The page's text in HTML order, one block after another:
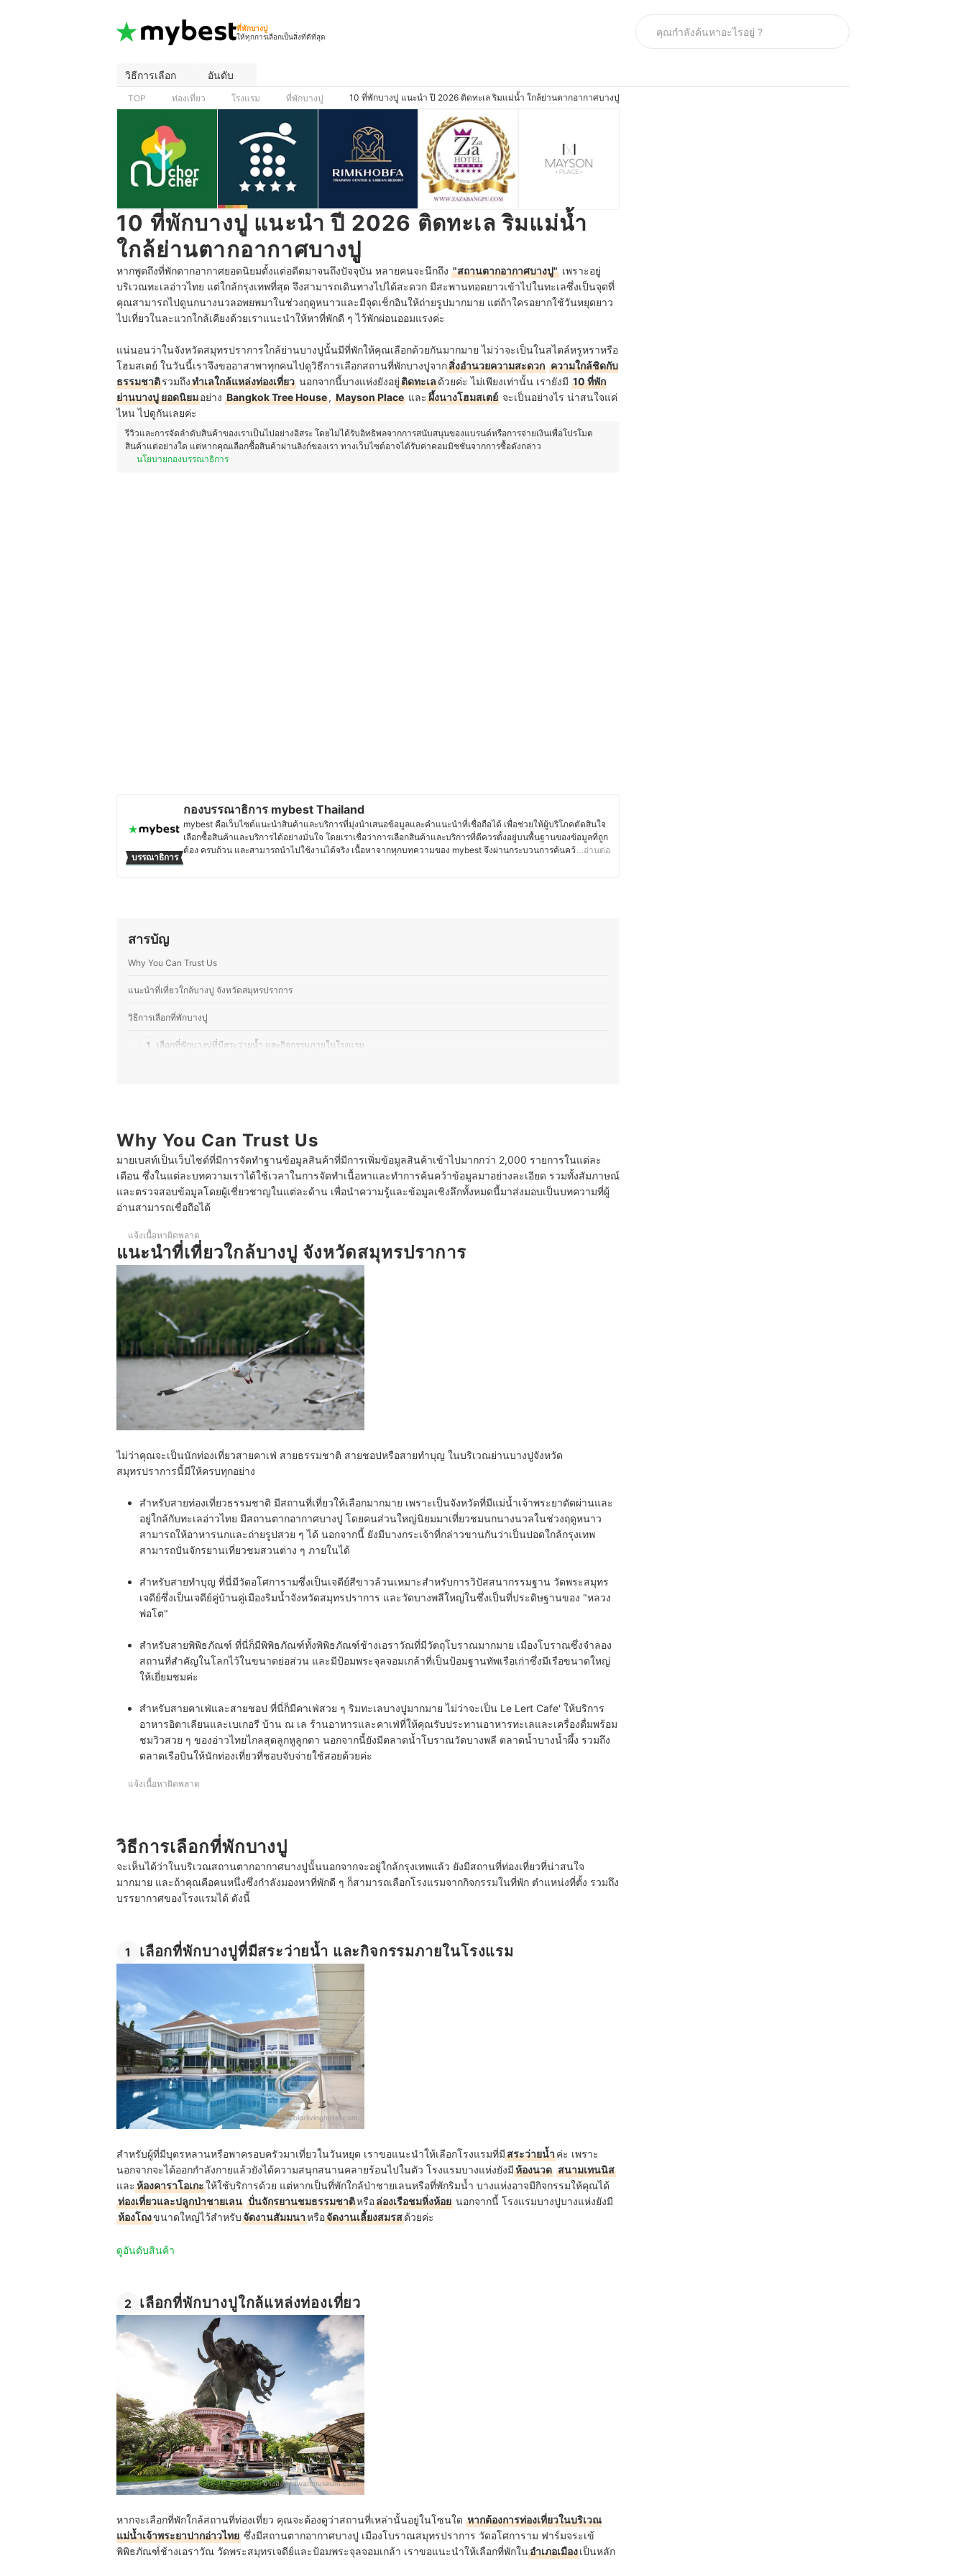
ที่พักบางปู
ให้ทุกการเลือกเป็นสิ่งที่ดีที่สุด
วิธีการเลือก อันดับ
TOP ท่องเที่ยว โรงแรม ที่พักบางปู 10 ที่พักบางปู แนะนำ ปี 2026 ติดทะเล ริมแม่น้ำ ใกล้ย่านตากอากาศบางปู
10 ที่พักบางปู แนะนำ ปี 2026 ติดทะเล ริมแม่น้ำ
ใกล้ย่านตากอากาศบางปู
หากพูดถึงที่พักตากอากาศยอดนิยมตั้งแต่อดีตมาจนถึงปัจจุบัน หลายคนจะนึกถึง "สถานตากอากาศบางปู" เพราะอยู่
บริเวณทะเลอ่าวไทย แต่ใกล้กรุงเทพที่สุด จึงสามารถเดินทางไปได้สะดวก มีสะพานทอดยาวเข้าไปในทะเลซึ่งเป็นจุดที่
คุณสามารถไปดูนกนางนวลอพยพมาในช่วงฤดูหนาวและมีจุดเช็กอินให้ถ่ายรูปมากมาย แต่ถ้าใครอยากใช้วันหยุดยาว
ไปเที่ยวในละแวกใกล้เคียงด้วยเราแนะนำให้หาที่พักดี ๆ ไว้พักผ่อนออมแรงค่ะ
แน่นอนว่าในจังหวัดสมุทรปราการใกล้ย่านบางปูนั้นมีที่พักให้คุณเลือกด้วยกันมากมาย ไม่ว่าจะเป็นในสไตล์หรูหราหรือ
โฮมสเตย์ ในวันนี้เราจึงขออาสาพาทุกคนไปดูวิธีการเลือกสถานที่พักบางปูจากสิ่งอำนวยความสะดวก ความใกล้ชิดกับ
ธรรมชาติรวมถึงทำเลใกล้แหล่งท่องเที่ยว นอกจากนี้บางแห่งยังอยู่ติดทะเลด้วยค่ะ ไม่เพียงเท่านั้น เรายังมี 10 ที่พัก
ย่านบางปู ยอดนิยมอย่าง Bangkok Tree House, Mayson Place และผึ้งนางโฮมสเตย์ จะเป็นอย่างไร น่าสนใจแค่
ไหน ไปดูกันเลยค่ะ
รีวิวและการจัดลำดับสินค้าของเราเป็นไปอย่างอิสระ โดยไม่ได้รับอิทธิพลจากการสนับสนุนของแบรนด์หรือการจ่ายเงินเพื่อโปรโมต
สินค้าแต่อย่างใด แต่หากคุณเลือกซื้อสินค้าผ่านลิงก์ของเรา ทางเว็บไซต์อาจได้รับค่าคอมมิชชั่นจากการซื้อดังกล่าว
นโยบายกองบรรณาธิการ
บรรณาธิการ
กองบรรณาธิการ mybest Thailand
mybest คือเว็บไซต์แนะนำสินค้าและบริการที่มุ่งนำเสนอข้อมูลและคำแนะนำที่เชื่อถือได้ เพื่อช่วยให้ผู้บริโภคตัดสินใจ
เลือกซื้อสินค้าและบริการได้อย่างมั่นใจ โดยเราเชื่อว่าการเลือกสินค้าและบริการที่ดีควรตั้งอยู่บนพื้นฐานของข้อมูลที่ถูก
ต้อง ครบถ้วน และสามารถนำไปใช้งานได้จริง เนื้อหาจากทุกบทความของ mybest จึงผ่านกระบวนการค้นคว้า…อ่านต่อ
สารบัญ
Why You Can Trust Us
แนะนำที่เที่ยวใกล้บางปู จังหวัดสมุทรปราการ
วิธีการเลือกที่พักบางปู
1 เลือกที่พักบางปูที่มีสระว่ายน้ำ และกิจกรรมภายในโรงแรม
10 ที่พักบางปู แนะนำ ติดทะเล ริมแม่น้ำ ใกล้ย่านตากอากาศบางปู
บทส่งท้าย
Why You Can Trust Us
มายเบสท์เป็นเว็บไซต์ที่มีการจัดทำฐานข้อมูลสินค้าที่มีการเพิ่มข้อมูลสินค้าเข้าไปมากกว่า 2,000 รายการในแต่ละ
เดือน ซึ่งในแต่ละบทความเราได้ใช้เวลาในการจัดทำเนื้อหาและทำการค้นคว้าข้อมูลมาอย่างละเอียด รวมทั้งสัมภาษณ์
และตรวจสอบข้อมูลโดยผู้เชี่ยวชาญในแต่ละด้าน เพื่อนำความรู้และข้อมูลเชิงลึกทั้งหมดนี้มาส่งมอบเป็นบทความที่ผู้
อ่านสามารถเชื่อถือได้
แจ้งเนื้อหาผิดพลาด
แนะนำที่เที่ยวใกล้บางปู จังหวัดสมุทรปราการ
ไม่ว่าคุณจะเป็นนักท่องเที่ยวสายคาเฟ่ สายธรรมชาติ สายชอปหรือสายทำบุญ ในบริเวณย่านบางปูจังหวัด
สมุทรปราการนี้มีให้ครบทุกอย่าง
สำหรับสายท่องเที่ยวธรรมชาติ มีสถานที่เที่ยวให้เลือกมากมาย เพราะเป็นจังหวัดที่มีแม่น้ำเจ้าพระยาตัดผ่านและ
อยู่ใกล้กับทะเลอ่าวไทย มีสถานตากอากาศบางปู โดยคนส่วนใหญ่นิยมมาเที่ยวชมนกนางนวลในช่วงฤดูหนาว
สามารถให้อาหารนกและถ่ายรูปสวย ๆ ได้ นอกจากนี้ ยังมีบางกระเจ้าที่กล่าวขานกันว่าเป็นปอดใกล้กรุงเทพ
สามารถปั่นจักรยานเที่ยวชมสวนต่าง ๆ ภายในได้
สำหรับสายทำบุญ ที่นี่มีวัดอโศการามซึ่งเป็นเจดีย์สีขาวล้วนเหมาะสำหรับการวิปัสสนากรรมฐาน วัดพระสมุทร
เจดีย์ซึ่งเป็นเจดีย์คู่บ้านคู่เมืองริมน้ำจังหวัดสมุทรปราการ และวัดบางพลีใหญ่ในซึ่งเป็นที่ประดิษฐานของ "หลวง
พ่อโต"
สำหรับสายพิพิธภัณฑ์ ที่นี่ก็มีพิพิธภัณฑ์ทั้งพิพิธภัณฑ์ช้างเอราวัณที่มีวัตถุโบราณมากมาย เมืองโบราณซึ่งจำลอง
สถานที่สำคัญในโลกไว้ในขนาดย่อส่วน และมีป้อมพระจุลจอมเกล้าที่เป็นป้อมฐานทัพเรือเก่าซึ่งมีเรือขนาดใหญ่
ให้เยี่ยมชมค่ะ
สำหรับสายคาเฟ่และสายชอป ที่นี่ก็มีคาเฟ่สวย ๆ ริมทะเลบางปูมากมาย ไม่ว่าจะเป็น Le Lert Cafe' ให้บริการ
อาหารอิตาเลียนและเบเกอรี บ้าน ณ เล ร้านอาหารและคาเฟ่ที่ให้คุณรับประทานอาหารทะเลและเครื่องดื่มพร้อม
ชมวิวสวย ๆ ของอ่าวไทยไกลสุดลูกหูลูกตา นอกจากนี้ยังมีตลาดน้ำโบราณวัดบางพลี ตลาดน้ำบางน้ำผึ้ง รวมถึง
ตลาดเรือบินให้นักท่องเที่ยวที่ชอบจับจ่ายใช้สอยด้วยค่ะ
แจ้งเนื้อหาผิดพลาด
วิธีการเลือกที่พักบางปู
จะเห็นได้ว่าในบริเวณสถานตากอากาศบางปูนั้นนอกจากจะอยู่ใกล้กรุงเทพแล้ว ยังมีสถานที่ท่องเที่ยวที่น่าสนใจ
มากมาย และถ้าคุณคือคนหนึ่งซึ่งกำลังมองหาที่พักดี ๆ ก็สามารถเลือกโรงแรมจากกิจกรรมในที่พัก ตำแหน่งที่ตั้ง รวมถึง
บรรยากาศของโรงแรมได้ ดังนี้
1 เลือกที่พักบางปูที่มีสระว่ายน้ำ และกิจกรรมภายในโรงแรม
อ้างอิง:thecolorlivinghotel.com
สำหรับผู้ที่มีบุตรหลานหรือพาครอบครัวมาเที่ยวในวันหยุด เราขอแนะนำให้เลือกโรงแรมที่มีสระว่ายน้ำค่ะ เพราะ
นอกจากจะได้ออกกำลังกายแล้วยังได้ความสนุกสนานคลายร้อนไปในตัว โรงแรมบางแห่งยังมีห้องนวด สนามเทนนิส
และห้องคาราโอเกะให้ใช้บริการด้วย แต่หากเป็นที่พักใกล้ป่าชายเลนหรือที่พักริมน้ำ บางแห่งอาจมีกิจกรรมให้คุณได้
ท่องเที่ยวและปลูกป่าชายเลน ปั่นจักรยานชมธรรมชาติหรือล่องเรือชมหิ่งห้อย นอกจากนี้ โรงแรมบางปูบางแห่งยังมี
ห้องโถงขนาดใหญ่ไว้สำหรับจัดงานสัมมนาหรือจัดงานเลี้ยงสมรสด้วยค่ะ
ดูอันดับสินค้า
2 เลือกที่พักบางปูใกล้แหล่งท่องเที่ยว
อ้างอิง:erawanmuseum.com
หากจะเลือกที่พักใกล้สถานที่ท่องเที่ยว คุณจะต้องดูว่าสถานที่เหล่านั้นอยู่ในโซนใด หากต้องการท่องเที่ยวในบริเวณ
แม่น้ำเจ้าพระยาปากอ่าวไทย ซึ่งมีสถานตากอากาศบางปู เมืองโบราณสมุทรปราการ วัดอโศการาม ฟาร์มจระเข้
พิพิธภัณฑ์ช้างเอราวัณ วัดพระสมุทรเจดีย์และป้อมพระจุลจอมเกล้า เราขอแนะนำให้เลือกที่พักในอำเภอเมืองเป็นหลัก